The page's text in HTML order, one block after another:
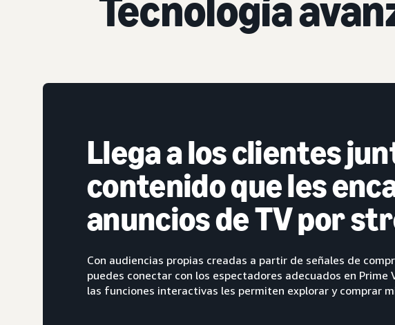
Tecnología
Llega a los clientes
contenido que les
anuncios de TV por
Con audiencias propias creadas a partir de señales de
puedes conectar con los espectadores adecuados en Prime
las funciones interactivas les permiten explorar y comprar